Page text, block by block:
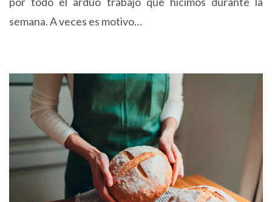
semana. A veces es motivo…